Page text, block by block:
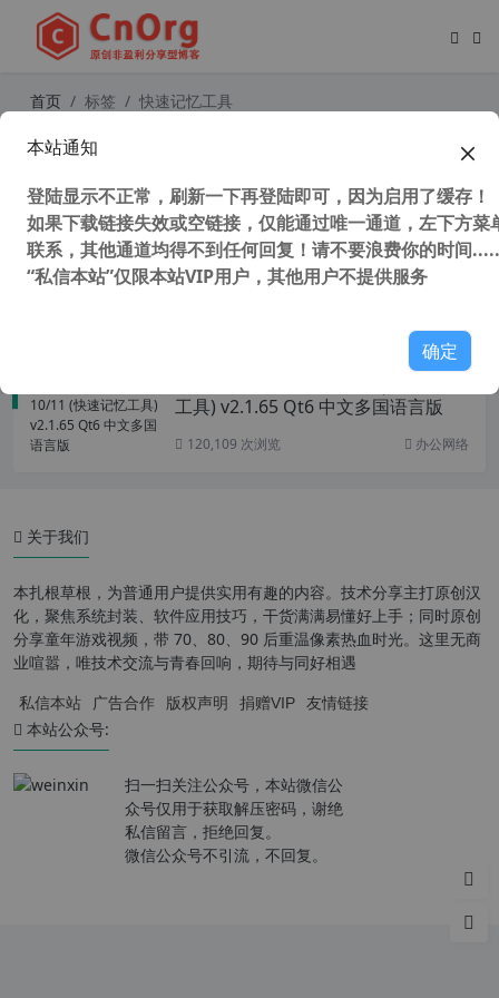
首页 标签 快速记忆工具
工具) v2.1.65 Qt6 中文多国语言版
120,109 次浏览 办公网络
关于我们
本扎根草根，为普通用户提供实用有趣的内容。技术分享主打原创汉
化，聚焦系统封装、软件应用技巧，干货满满易懂好上手；同时原创
分享童年游戏视频，带 70、80、90 后重温像素热血时光。这里无商
业喧嚣，唯技术交流与青春回响，期待与同好相遇
私信本站 广告合作 版权声明 捐赠VIP 友情链接
本站公众号:
扫一扫关注公众号，本站微信公
众号仅用于获取解压密码，谢绝
私信留言，拒绝回复。
微信公众号不引流，不回复。
本站通知
登陆显示不正常，刷新一下再登陆即可，因为启用了缓存！
如果下载链接失效或空链接，仅能通过唯一通道，左下方菜
联系，其他通道均得不到任何回复！请不要浪费你的时间
“私信本站”仅限本站VIP用户，其他用户不提供服务
确定